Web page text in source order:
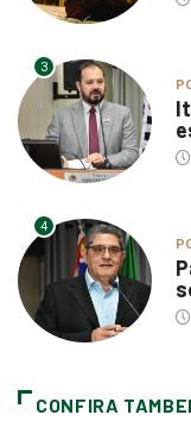
3
4
CONFIRA